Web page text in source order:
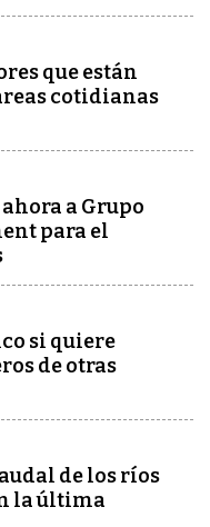
que están
cotidianas
a Grupo
para el
si quiere
de otras
de los ríos
la última